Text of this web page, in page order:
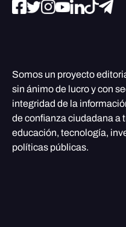
Somos un proyecto
sin ánimo de lucro y con
integridad de la
de confianza ciudadana a
educación, tecnología,
políticas públicas.